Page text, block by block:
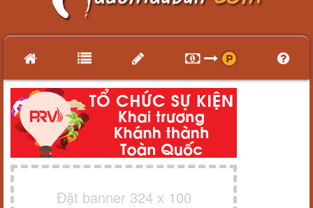
Đặt banner 324 x 100